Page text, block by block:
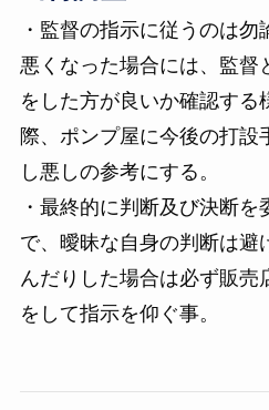
・監督の指示に従うのは
悪くなった場合には、監督
をした方が良いか確認する
際、ポンプ屋に今後の打設
し悪しの参考にする。
・最終的に判断及び決断
で、曖昧な自身の判断は避
んだりした場合は必ず販売
をして指示を仰ぐ事。